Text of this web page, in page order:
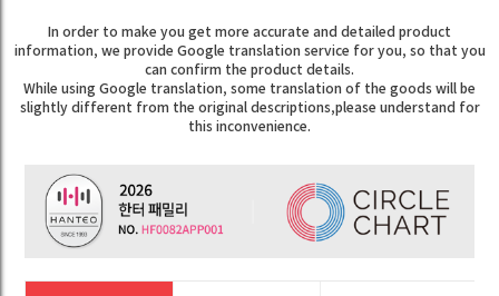
In order to make you get more accurate and detailed product
information, we provide Google translation service for you, so that you
can confirm the product details.
While using Google translation, some translation of the goods will be
slightly different from the original descriptions,please understand for
this inconvenience.